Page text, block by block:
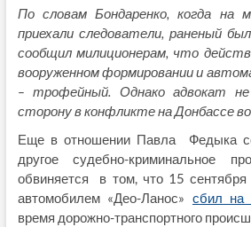
По словам Бондаренко, когда на
приехали следователи, раненый
сообщил милиционерам, что
вооруженном формировании и
– трофейный. Однако адвокат
сторону в конфликте на Донбассе
Еще в отношении Павла Федыка
другое судебно-криминальное
обвиняется в том, что 15
автомобилем «Део-Ланос» сбил на
время дорожно-транспортного